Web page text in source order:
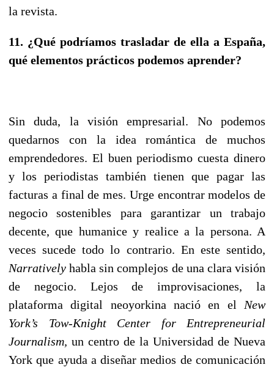
la revista.
11. ¿Qué podríamos trasladar de ella a España,
qué elementos prácticos podemos aprender?
Sin duda, la visión empresarial. No podemos
quedarnos con la idea romántica de muchos
emprendedores. El buen periodismo cuesta dinero
y los periodistas también tienen que pagar las
facturas a final de mes. Urge encontrar modelos de
negocio sostenibles para garantizar un trabajo
decente, que humanice y realice a la persona. A
veces sucede todo lo contrario. En este sentido,
Narrativelyhabla sin complejos de una clara visión
de negocio. Lejos de improvisaciones, la
plataforma digital neoyorkina nació en el New
York’s Tow-Knight Center for Entrepreneurial
Journalism, un centro de la Universidad de Nueva
York que ayuda a diseñar medios de comunicación